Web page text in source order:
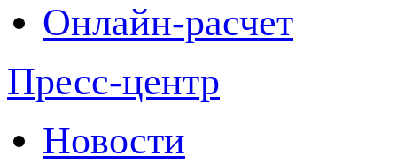
Онлайн-расчет
Пресс-центр
Новости